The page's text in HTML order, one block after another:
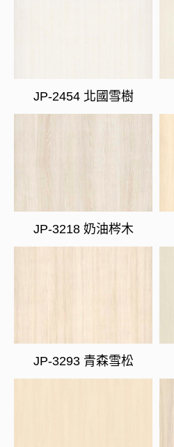
JP-2454 北國雪樹
JP-3218 奶油梣木
JP-3293 青森雪松